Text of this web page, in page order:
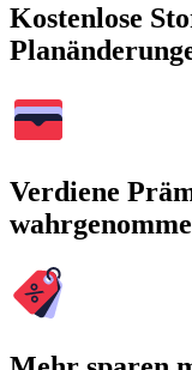
Kostenlose
Verdiene